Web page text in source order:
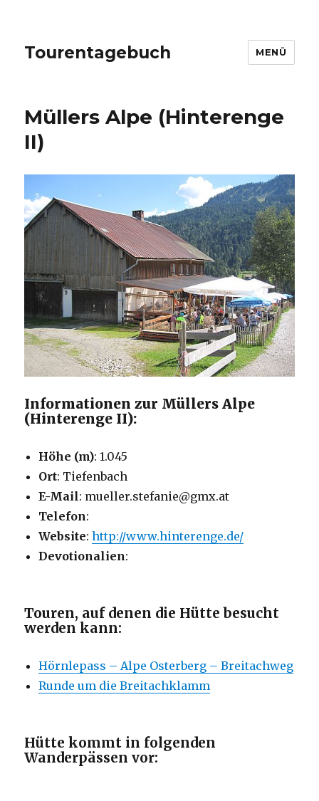
Tourentagebuch MENÜ
Müllers Alpe (Hinterenge
II)
Informationen zur Müllers Alpe
(Hinterenge II):
Höhe (m): 1.045
Ort: Tiefenbach
E-Mail: mueller.stefanie@gmx.at
Telefon:
Website:http://www.hinterenge.de/
Devotionalien:
Touren, auf denen die Hütte besucht
werden kann:
Hörnlepass – Alpe Osterberg – Breitachweg
Runde um die Breitachklamm
Hütte kommt in folgenden
Wanderpässen vor: